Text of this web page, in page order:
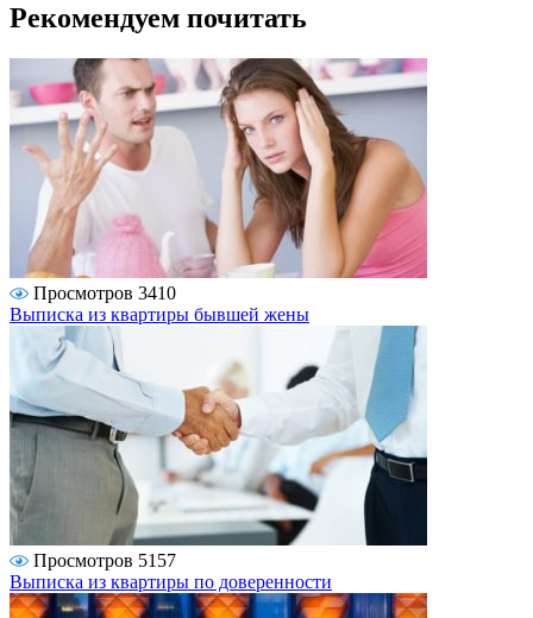
Рекомендуем почитать
Просмотров 3410
Выписка из квартиры бывшей жены
Просмотров 5157
Выписка из квартиры по доверенности